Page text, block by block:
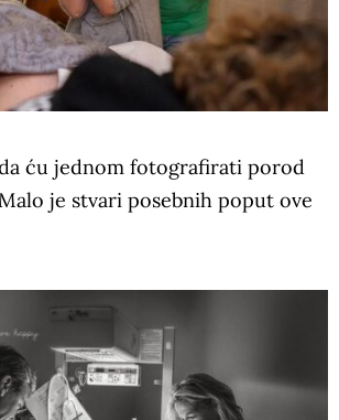
da ću jednom fotografirati porod
je stvari posebnih poput ove